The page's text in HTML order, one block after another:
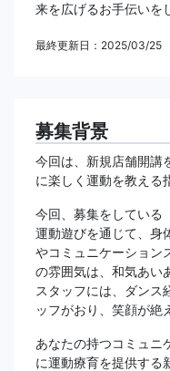
来を広げるお手伝いを
最終更新日：2025/03/25
募集背景
今回は、新規店舗開講
に楽しく運動を教える
今回、募集をしている
運動遊びを通じて、身
やコミュニケーション
の雰囲気は、和気あい
スタッフには、ダンス
ッフがおり、笑顔が絶
あなたの持つコミュニ
に運動療育を提供する